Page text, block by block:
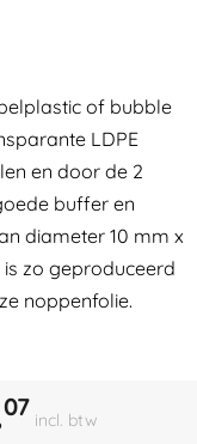
of bubble
LDPE
en door de 2
buffer en
diameter 10 mm x
zo geproduceerd
noppenfolie.
07 incl. btw